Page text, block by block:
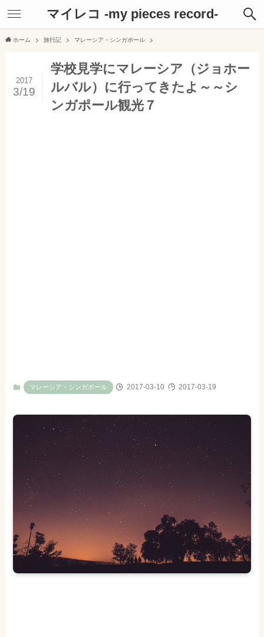
マイレコ -my pieces record-
ホーム 旅行記 マレーシア・シンガポール
学校見学にマレーシア（ジョホー
ルバル）に行ってきたよ～～シ
ンガポール観光７
2017
3/19
マレーシア・シンガポール 2017-03-10 2017-03-19